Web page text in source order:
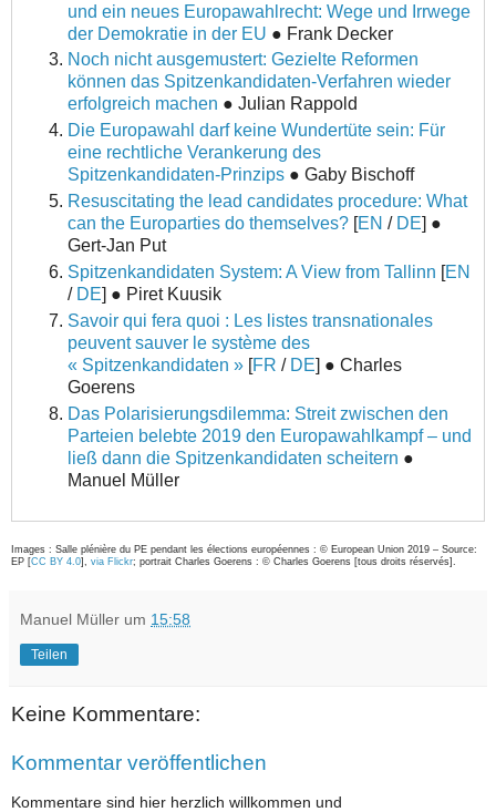
und ein neues Europawahlrecht: Wege und Irrwege
der Demokratie in der EU ● Frank Decker
Noch nicht ausgemustert: Gezielte Reformen
können das Spitzenkandidaten-Verfahren wieder
erfolgreich machen ● Julian Rappold
Die Europawahl darf keine Wundertüte sein: Für
eine rechtliche Verankerung des
Spitzenkandidaten-Prinzips ● Gaby Bischoff
Resuscitating the lead candidates procedure: What
can the Europarties do themselves? [EN / DE] ●
Gert-Jan Put
Spitzenkandidaten System: A View from Tallinn [EN
/ DE] ● Piret Kuusik
Savoir qui fera quoi : Les listes transnationales
peuvent sauver le système des
« Spitzenkandidaten » [FR / DE] ● Charles
Goerens
Das Polarisierungsdilemma: Streit zwischen den
Parteien belebte 2019 den Europawahlkampf – und
ließ dann die Spitzenkandidaten scheitern ●
Manuel Müller
Images : Salle plénière du PE pendant les élections européennes : © European Union 2019 – Source:
EP [CC BY 4.0], via Flickr; portrait Charles Goerens : © Charles Goerens [tous droits réservés].
Manuel Müller um 15:58
Teilen
Keine Kommentare:
Kommentar veröffentlichen
Kommentare sind hier herzlich willkommen und